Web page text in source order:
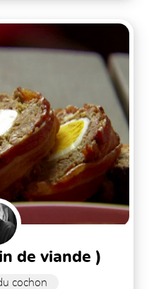
de viande )
cochon